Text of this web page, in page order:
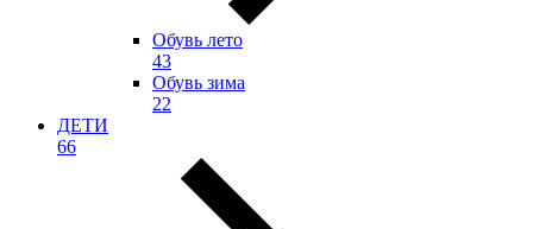
Обувь лето
43
Обувь зима
22
ДЕТИ
66